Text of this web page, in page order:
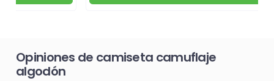
Opiniones de camiseta camuflaje
algodón